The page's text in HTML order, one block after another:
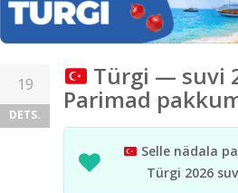
19
DETS.
Türgi — suvi
Parimad
Selle nädala
Türgi 2026